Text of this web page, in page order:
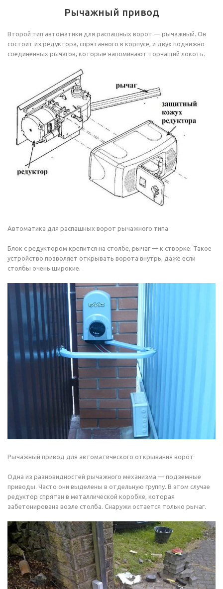
Рычажный привод
Второй тип автоматики для распашных ворот — рычажный. Он
состоит из редуктора, спрятанного в корпусе, и двух подвижно
соединенных рычагов, которые напоминают торчащий локоть.
Автоматика для распашных ворот рычажного типа
Блок с редуктором крепится на столбе, рычаг — к створке. Такое
устройство позволяет открывать ворота внутрь, даже если
столбы очень широкие.
Рычажный привод для автоматического открывания ворот
Одна из разновидностей рычажного механизма — подземные
приводы. Часто они выделены в отдельную группу. В этом случае
редуктор спрятан в металлической коробке, которая
забетонирована возле столба. Снаружи остается только рычаг.